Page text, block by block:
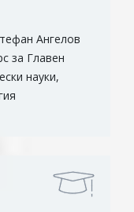
Ангелов
за Главен
науки,